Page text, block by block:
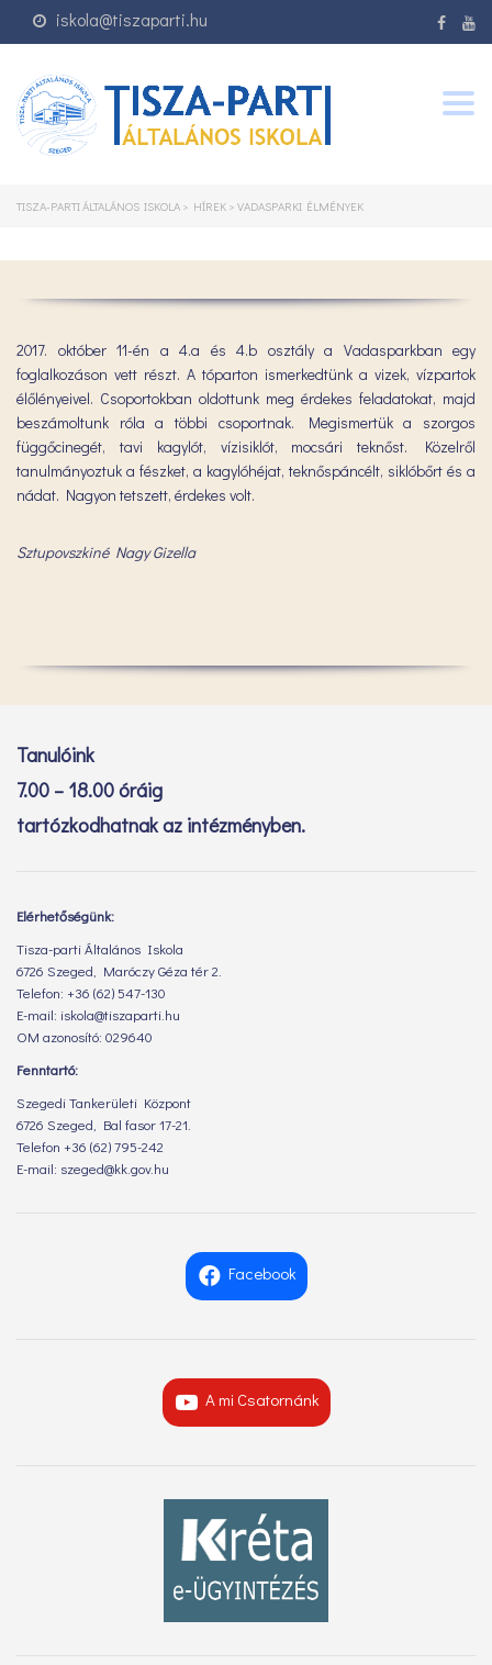
iskola@tiszaparti.hu
TISZA-PARTI ÁLTALÁNOS ISKOLA > HÍREK > VADASPARKI ÉLMÉNYEK
2017. október 11-én a 4.a és 4.b osztály a Vadasparkban egy
foglalkozáson vett részt. A tóparton ismerkedtünk a vizek, vízpartok
élőlényeivel. Csoportokban oldottunk meg érdekes feladatokat, majd
beszámoltunk róla a többi csoportnak. Megismertük a szorgos
függőcinegét, tavi kagylót, vízisiklót, mocsári teknőst. Közelről
tanulmányoztuk a fészket, a kagylóhéjat, teknőspáncélt, siklóbőrt és a
nádat. Nagyon tetszett, érdekes volt.
Sztupovszkiné Nagy Gizella
Tanulóink
7.00 – 18.00 óráig
tartózkodhatnak az intézményben.
Elérhetőségünk:
Tisza-parti Általános Iskola
6726 Szeged, Maróczy Géza tér 2.
Telefon: +36 (62) 547-130
E-mail: iskola@tiszaparti.hu
OM azonosító: 029640
Fenntartó:
Szegedi Tankerületi Központ
6726 Szeged, Bal fasor 17-21.
Telefon +36 (62) 795-242
E-mail: szeged@kk.gov.hu
Facebook
A mi Csatornánk